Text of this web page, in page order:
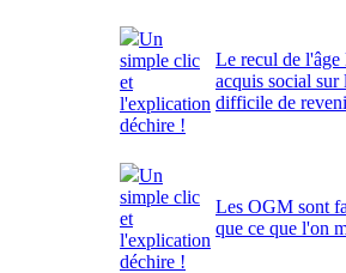
Un
simple clic
et
l'explication
déchire !
Le recul de l'âge
acquis social sur
difficile de
Un
simple clic
et
l'explication
déchire !
Les OGM sont
que ce que l'on